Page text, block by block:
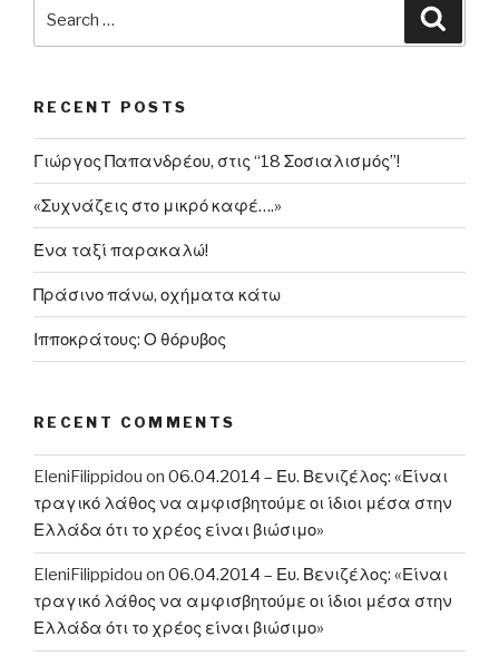
σας”
RECENT POSTS
Γιώργος Παπανδρέου, στις “18 Σοσιαλισμός”!
«Συχνάζεις στο μικρό καφέ….»
Ένα ταξί παρακαλώ!
Πράσινο πάνω, οχήματα κάτω
Ιπποκράτους: Ο θόρυβος
RECENT COMMENTS
EleniFilippidou on 06.04.2014 – Ευ. Βενιζέλος: «Είναι
τραγικό λάθος να αμφισβητούμε οι ίδιοι μέσα στην
Ελλάδα ότι το χρέος είναι βιώσιμο»
EleniFilippidou on 06.04.2014 – Ευ. Βενιζέλος: «Είναι
τραγικό λάθος να αμφισβητούμε οι ίδιοι μέσα στην
Ελλάδα ότι το χρέος είναι βιώσιμο»